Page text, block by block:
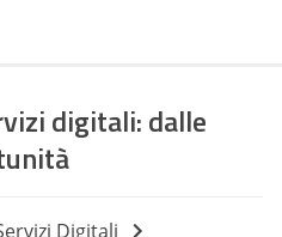
digitali: dalle
Digitali